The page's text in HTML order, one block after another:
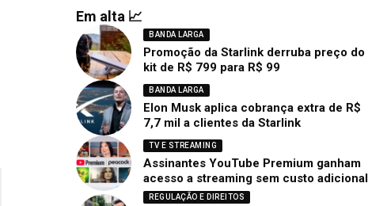
Em alta 📈
BANDA LARGA
Promoção da Starlink derruba preço do
kit de R$ 799 para R$ 99
BANDA LARGA
Elon Musk aplica cobrança extra de R$
7,7 mil a clientes da Starlink
TV E STREAMING
Assinantes YouTube Premium ganham
acesso a streaming sem custo adicional
REGULAÇÃO E DIREITOS